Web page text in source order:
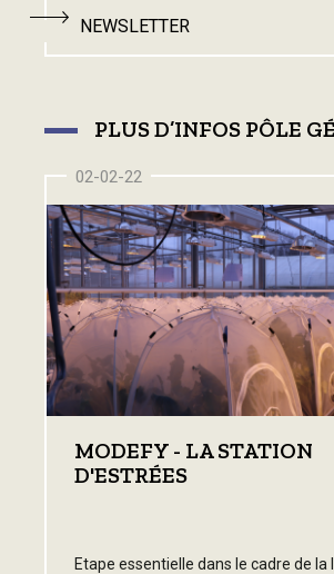
NEWSLETTER
PLUS D’INFOS PÔLE
02-02-22
MODEFY - LA STATION
D'ESTRÉES
Etape essentielle dans le cadre de